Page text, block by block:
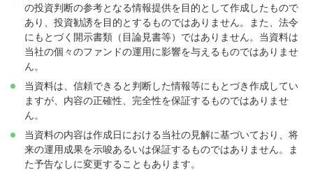
の投資判断の参考となる情報提供を目的として作成したもので
あり、投資勧誘を目的とするものではありません。また、法令
にもとづく開示書類（目論見書等）ではありません。当資料は
当社の個々のファンドの運用に影響を与えるものではありませ
ん。
当資料は、信頼できると判断した情報等にもとづき作成してい
ますが、内容の正確性、完全性を保証するものではありませ
ん。
当資料の内容は作成日における当社の見解に基づいており、将
来の運用成果を示唆あるいは保証するものではありません。ま
た予告なしに変更することもあります。